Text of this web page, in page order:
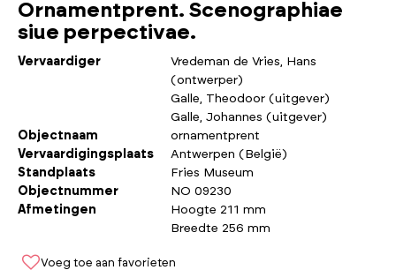
Ornamentprent. Scenographiae
siue perpectivae.
Vervaardiger
Vredeman de Vries, Hans
(ontwerper)
Galle, Theodoor (uitgever)
Galle, Johannes (uitgever)
Objectnaam
ornamentprent
Vervaardigingsplaats
Antwerpen (België)
Standplaats
Fries Museum
Objectnummer
NO 09230
Afmetingen
Hoogte 211 mm
Breedte 256 mm
Voeg toe aan favorieten